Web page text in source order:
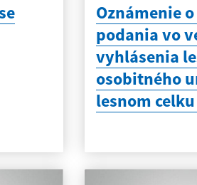
Oznámenie
podania vo
vyhlásenia
osobitného
lesnom